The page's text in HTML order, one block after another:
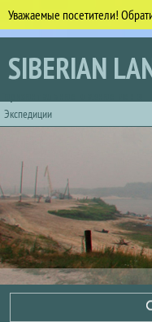
Уважаемые посетители!
Перейти к основному содержанию
SIBERIAN
Экспедиции